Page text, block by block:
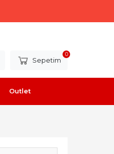
Sepetim
0
Outlet